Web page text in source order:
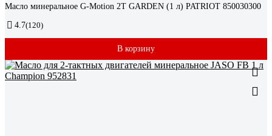
Масло минеральное G-Motion 2Т GARDEN (1 л) PATRIOT 850030300
4.7(120)
В корзину